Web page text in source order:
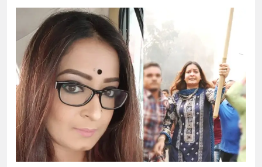
মাননীয় প্রধানমন্ত্রী, মন্ত্রীবর্গ
সিল-স্বাক্ষর জালিয়াতি চক্রের পাঁচ
উদ্ধার
জনগণ পরিবর্তন চেয়েছে
প্রধানমন্ত্রী
মিরপুর মডেল থানার
মাদক কারবারি গ্রেফতার